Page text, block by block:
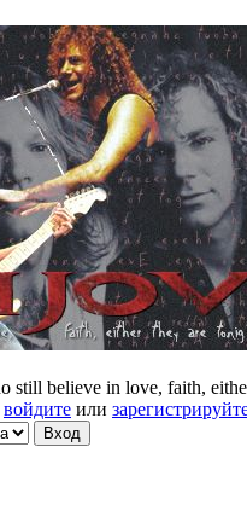
still believe in love, faith,
войдите или